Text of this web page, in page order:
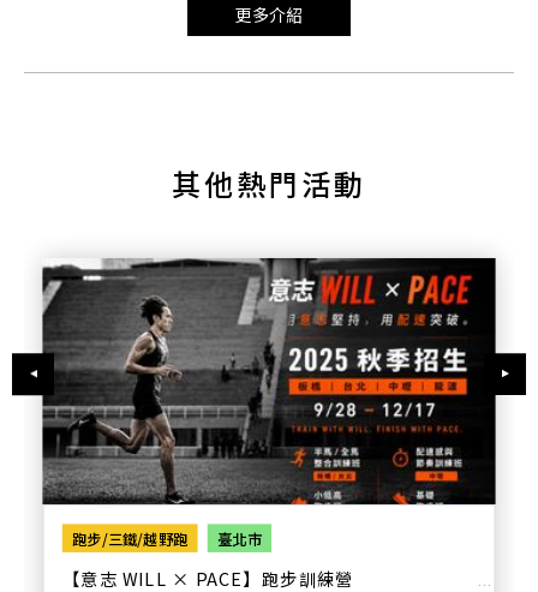
更多介紹
其他熱門活動
跑步/三鐵/越野跑 臺北市
【意志 WILL × PACE】跑步訓練營